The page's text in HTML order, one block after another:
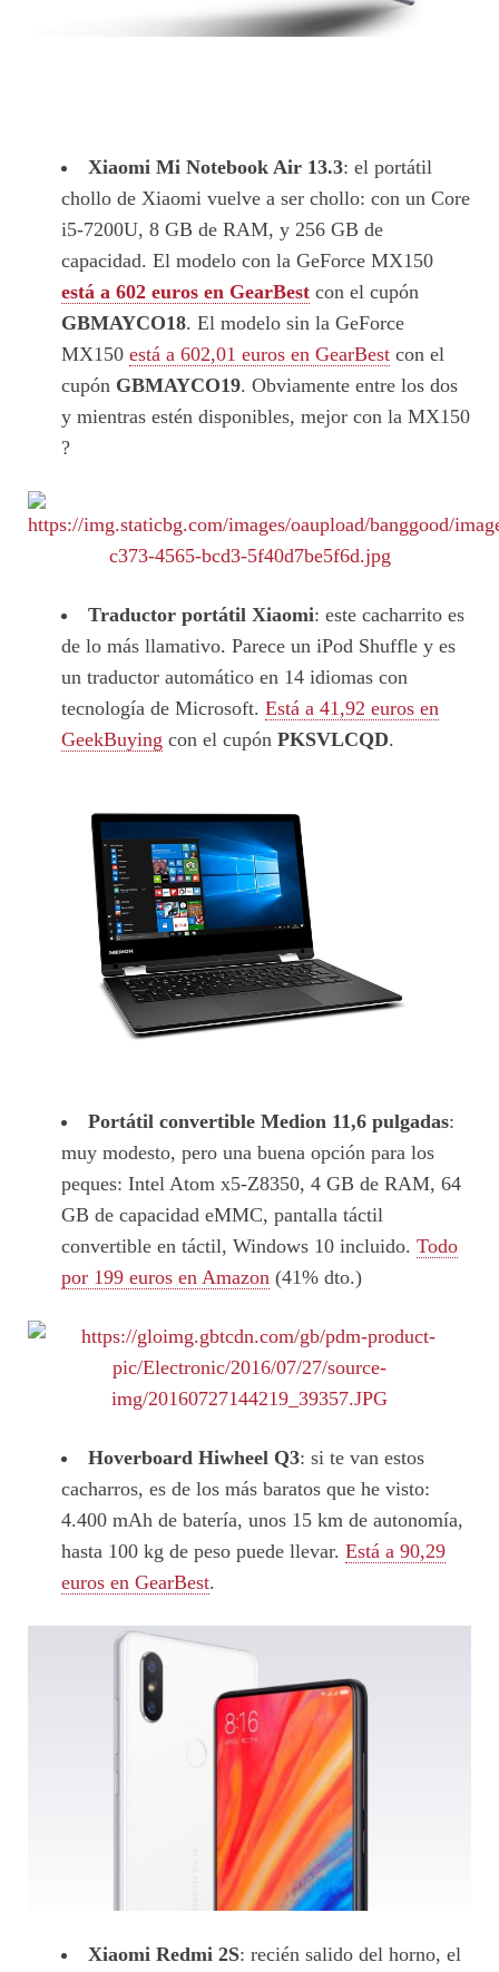
Xiaomi Mi Notebook Air 13.3: el portátil
chollo de Xiaomi vuelve a ser chollo: con un Core
i5-7200U, 8 GB de RAM, y 256 GB de
capacidad. El modelo con la GeForce MX150
está a 602 euros en GearBest con el cupón
GBMAYCO18. El modelo sin la GeForce
MX150 está a 602,01 euros en GearBest con el
cupón GBMAYCO19. Obviamente entre los dos
y mientras estén disponibles, mejor con la MX150
?
Traductor portátil Xiaomi: este cacharrito es
de lo más llamativo. Parece un iPod Shuffle y es
un traductor automático en 14 idiomas con
tecnología de Microsoft. Está a 41,92 euros en
GeekBuying con el cupón PKSVLCQD.
Portátil convertible Medion 11,6 pulgadas:
muy modesto, pero una buena opción para los
peques: Intel Atom x5-Z8350, 4 GB de RAM, 64
GB de capacidad eMMC, pantalla táctil
convertible en táctil, Windows 10 incluido. Todo
por 199 euros en Amazon (41% dto.)
Hoverboard Hiwheel Q3: si te van estos
cacharros, es de los más baratos que he visto:
4.400 mAh de batería, unos 15 km de autonomía,
hasta 100 kg de peso puede llevar. Está a 90,29
euros en GearBest.
Xiaomi Redmi 2S: recién salido del horno, el